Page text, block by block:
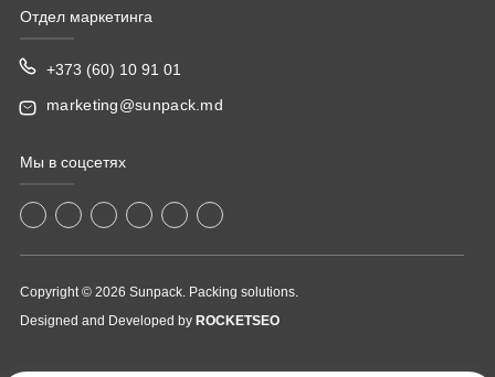
Отдел маркетинга
+373 (60) 10 91 01
marketing@sunpack.md
Мы в соцсетях
Copyright © 2026 Sunpack. Packing solutions.
Designed and Developed by ROCKETSEO